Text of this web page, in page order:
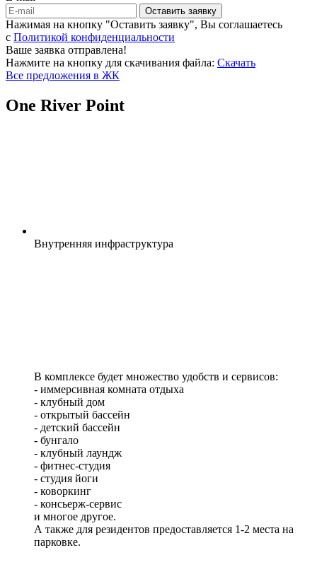
Оставить заявку
Нажимая на кнопку "Оставить заявку", Вы соглашаетесь
c Политикой конфиденциальности
Ваше заявка отправлена!
Нажмите на кнопку для скачивания файла: Скачать
Все предложения в ЖК
One River Point
Внутренняя инфраструктура
В комплексе будет множество удобств и сервисов:
- иммерсивная комната отдыха
- клубный дом
- открытый бассейн
- детский бассейн
- бунгало
- клубный лаундж
- фитнес-студия
- студия йоги
- коворкинг
- консьерж-сервис
и многое другое.
А также для резидентов предоставляется 1-2 места на
парковке.